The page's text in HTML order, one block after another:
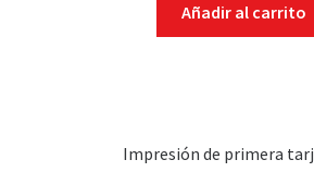
Añadir al carrito
Impresión de primera